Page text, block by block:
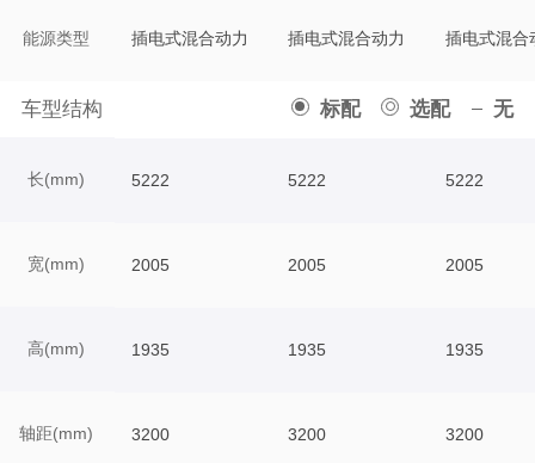
能源类型
车型结构 标配 选配 无
长(mm)
宽(mm)
高(mm)
轴距(mm)
插电式混合动力 插电式混合动力 插电式混合
5222 5222 5222
2005 2005 2005
1935 1935 1935
3200 3200 3200